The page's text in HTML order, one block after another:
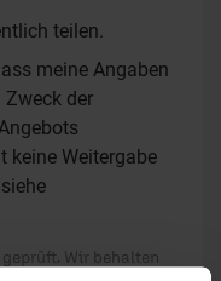
teilen.
meine Angaben
der
keine Weitergabe
Wir behalten